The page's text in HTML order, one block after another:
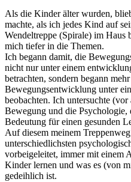
Als die Kinder älter wurden,
machte, als ich jedes Kind auf
Wendeltreppe (Spirale) im Haus
mich tiefer in die Themen.
Ich begann damit, die
nicht nur unter einem
betrachten, sondern begann
Bewegungsentwicklung unter
beobachten. Ich untersuchte
Bewegung und die Psychologie,
Bedeutung für einen gesunden
Auf diesem meinem
unterschiedlichsten
vorbeigeleitet, immer mit einem
Kinder lernen und was es (von
gedeihlich ist.